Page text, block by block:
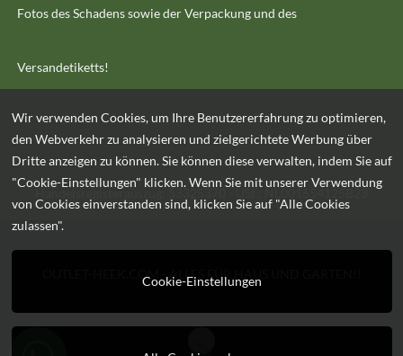
Fotos des Schadens sowie der Verpackung und des
Versandetiketts!
Handelsregisterauszug: 53325370 - USt.: NL001654125B23
OUTLET-HEEK.COM - ALLES FÜR HAUS UND GARTEN!!
Wir verwenden Cookies, um Ihre Benutzererfahrung zu optimieren,
den Webverkehr zu analysieren und zielgerichtete Werbung über
Dritte anzeigen zu können. Sie können diese verwalten, indem Sie auf
"Cookie-Einstellungen" klicken. Wenn Sie mit unserer Verwendung
von Cookies einverstanden sind, klicken Sie auf "Alle Cookies
zulassen".
Cookie-Einstellungen